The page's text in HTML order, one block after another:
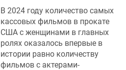
В 2024 году количество самых
кассовых фильмов в прокате
США с женщинами в главных
ролях оказалось впервые в
истории равно количеству
фильмов с актерами-